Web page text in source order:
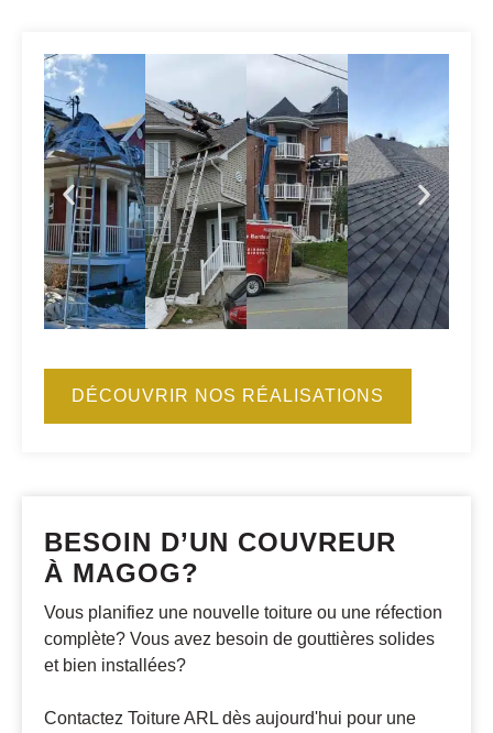
DÉCOUVRIR NOS RÉALISATIONS
BESOIN D’UN COUVREUR
À MAGOG?
Vous planifiez une nouvelle toiture ou une réfection
complète? Vous avez besoin de gouttières solides
et bien installées?
Contactez Toiture ARL dès aujourd'hui pour une